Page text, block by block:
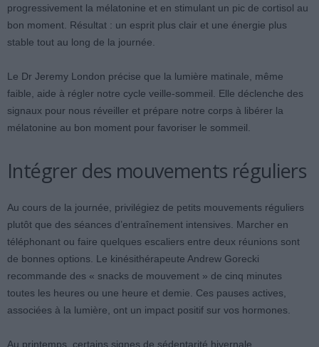
progressivement la mélatonine et en stimulant un pic de cortisol au
bon moment. Résultat : un esprit plus clair et une énergie plus
stable tout au long de la journée.
Le Dr Jeremy London précise que la lumière matinale, même
faible, aide à régler notre cycle veille-sommeil. Elle déclenche des
signaux pour nous réveiller et prépare notre corps à libérer la
mélatonine au bon moment pour favoriser le sommeil.
Intégrer des mouvements réguliers
Au cours de la journée, privilégiez de petits mouvements réguliers
plutôt que des séances d’entraînement intensives. Marcher en
téléphonant ou faire quelques escaliers entre deux réunions sont
de bonnes options. Le kinésithérapeute Andrew Gorecki
recommande des « snacks de mouvement » de cinq minutes
toutes les heures ou une heure et demie. Ces pauses actives,
associées à la lumière, ont un impact positif sur vos hormones.
Au printemps, certains signes de sédentarité hivernale